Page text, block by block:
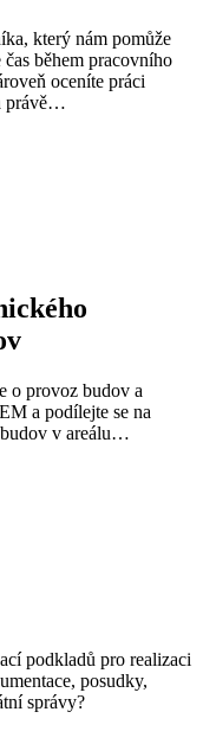
který nám pomůže
během pracovního
oceníte práci
právě…
o provoz budov a
a podílejte se na
budov v areálu…
podkladů pro realizaci
posudky,
správy?